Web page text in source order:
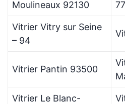
Moulineaux 92130
Vitrier Vitry sur Seine
– 94
Vitrier Pantin 93500
Vitrier Le Blanc-